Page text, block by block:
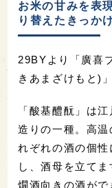
お米の甘みを表
り替えたきっか
29BYより「廣喜
きあまざけもと)
「酸基醴酛」は
造りの一種。高
れぞれの酒の個
し、酒母を立て
燗酒向きの酒がで